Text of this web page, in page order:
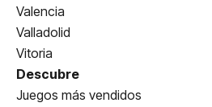
Valencia
Valladolid
Vitoria
Descubre
Juegos más vendidos